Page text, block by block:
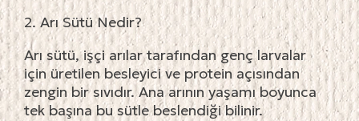
2. Arı Sütü Nedir?
Arı sütü, işçi arılar tarafından genç larvalar
için üretilen besleyici ve protein açısından
zengin bir sıvıdır. Ana arının yaşamı boyunca
tek başına bu sütle beslendiği bilinir.